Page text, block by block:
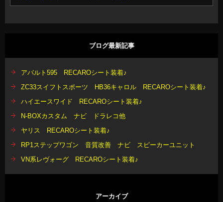
ブログ最新記事
アバルト595 RECAROシート装着♪
ZC33スイフトスポーツ HB36キャロル RECAROシート装着♪
ハイエースワイド RECAROシート装着♪
N-BOXカスタム ナビ ドラレコ他
ヤリス RECAROシート装着♪
RP1ステップワゴン 音質改善 ナビ スピーカーユニット
VN系レヴォーグ RECAROシート装着♪
アーカイブ